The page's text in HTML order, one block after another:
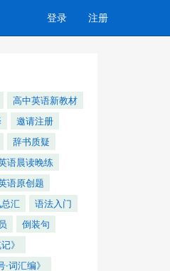
登录 注册
高中英语新教材
邀请注册
辞书质疑
语晨读晚练
语原创题
汇
语法入门
倒装句
》
·词汇编》